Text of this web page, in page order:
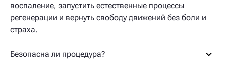
воспаление, запустить естественные процессы
регенерации и вернуть свободу движений без боли и
страха.
Безопасна ли процедура?